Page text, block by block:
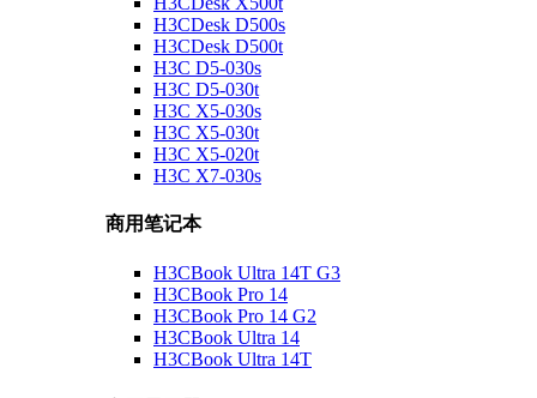
H3CDesk D500s
H3CDesk D500t
H3C D5-030s
H3C D5-030t
H3C X5-030s
H3C X5-030t
H3C X5-020t
H3C X7-030s
商用笔记本
H3CBook Ultra 14T G3
H3CBook Pro 14
H3CBook Pro 14 G2
H3CBook Ultra 14
H3CBook Ultra 14T